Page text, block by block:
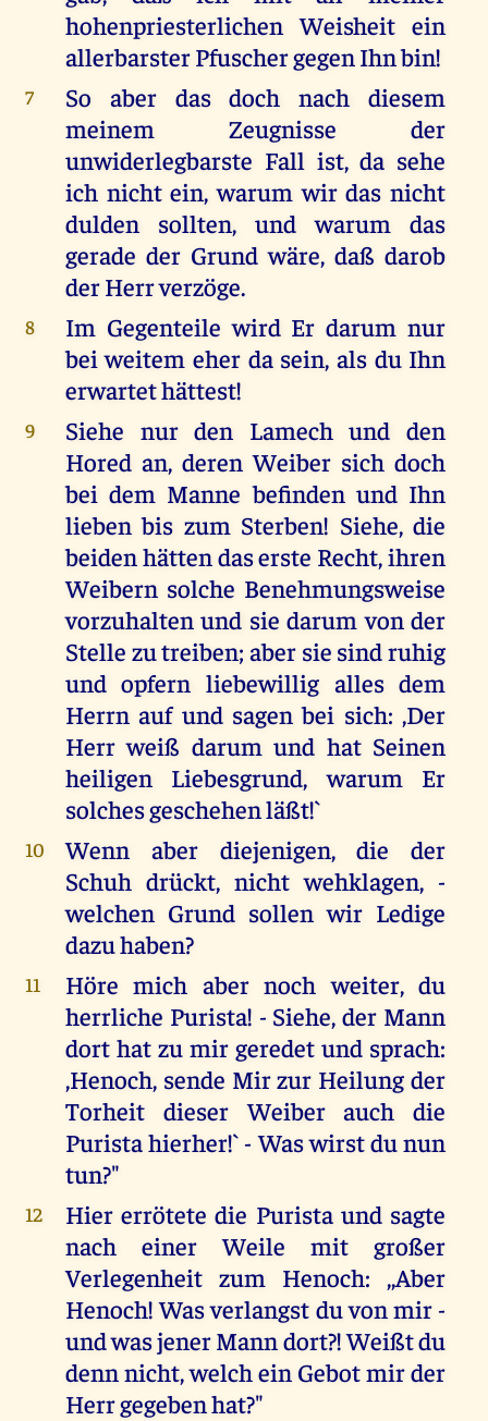
hohenpriesterlichen Weisheit ein
allerbarster Pfuscher gegen Ihn bin!
7
So aber das doch nach diesem
meinem Zeugnisse der
unwiderlegbarste Fall ist, da sehe
ich nicht ein, warum wir das nicht
dulden sollten, und warum das
gerade der Grund wäre, daß darob
der Herr verzöge.
8
Im Gegenteile wird Er darum nur
bei weitem eher da sein, als du Ihn
erwartet hättest!
9
Siehe nur den Lamech und den
Hored an, deren Weiber sich doch
bei dem Manne befinden und Ihn
lieben bis zum Sterben! Siehe, die
beiden hätten das erste Recht, ihren
Weibern solche Benehmungsweise
vorzuhalten und sie darum von der
Stelle zu treiben; aber sie sind ruhig
und opfern liebewillig alles dem
Herrn auf und sagen bei sich: ,Der
Herr weiß darum und hat Seinen
heiligen Liebesgrund, warum Er
solches geschehen läßt!`
10
Wenn aber diejenigen, die der
Schuh drückt, nicht wehklagen, -
welchen Grund sollen wir Ledige
dazu haben?
11
Höre mich aber noch weiter, du
herrliche Purista! - Siehe, der Mann
dort hat zu mir geredet und sprach:
,Henoch, sende Mir zur Heilung der
Torheit dieser Weiber auch die
Purista hierher!` - Was wirst du nun
tun?"
12
Hier errötete die Purista und sagte
nach einer Weile mit großer
Verlegenheit zum Henoch: ,,Aber
Henoch! Was verlangst du von mir -
und was jener Mann dort?! Weißt du
denn nicht, welch ein Gebot mir der
Herr gegeben hat?"